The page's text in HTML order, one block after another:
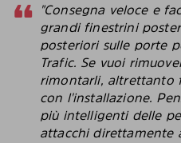
"Consegna veloce e
grandi finestrini
posteriori sulle porte
Trafic. Se vuoi
rimontarli, altrettanto
con l'installazione.
più intelligenti delle
attacchi direttamente